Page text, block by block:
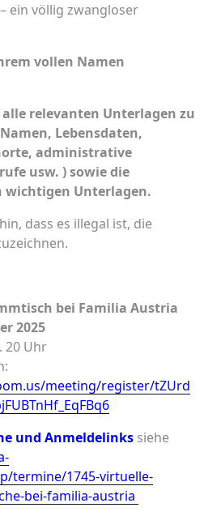
ein völlig zwangloser
vollen Namen
alle relevanten Unterlagen zu
Lebensdaten,
administrative
usw. ) sowie die
wichtigen Unterlagen.
dass es illegal ist, die
bei Familia Austria
2025
20 Uhr
meeting/register/tZUrd
und Anmeldelinks siehe
termine/1745-virtuelle-
bei-familia-austria